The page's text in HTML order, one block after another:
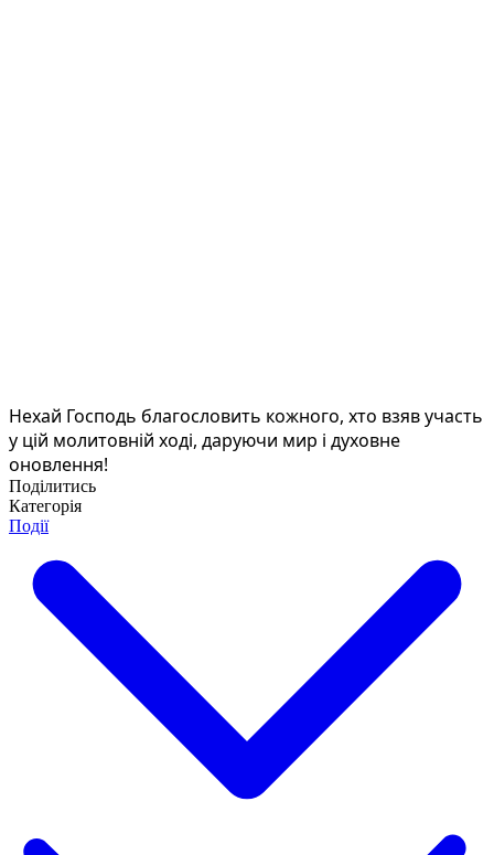
Нехай Господь благословить кожного, хто взяв участь
у цій молитовній ході, даруючи мир і духовне
оновлення!
Поділитись
Категорія
Події